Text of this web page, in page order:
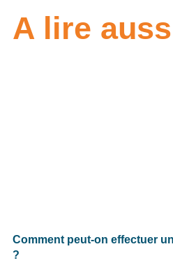
A lire
Comment peut-on effectuer
?